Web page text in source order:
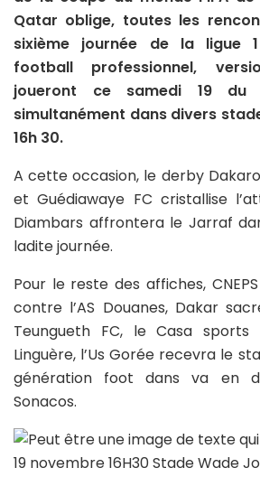
Qatar oblige, toutes les
sixième journée de la ligue
football professionnel,
joueront ce samedi 19 du
simultanément dans divers
16h 30.
A cette occasion, le derby
et Guédiawaye FC cristallise
Diambars affrontera le Jarraf
ladite journée.
Pour le reste des affiches,
contre l’AS Douanes, Dakar
Teungueth FC, le Casa
Linguère, l’Us Gorée recevra le
génération foot dans va en
Sonacos.